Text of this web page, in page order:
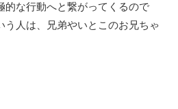
的な行動へと繋がってくるので
人は、兄弟やいとこのお兄ちゃ